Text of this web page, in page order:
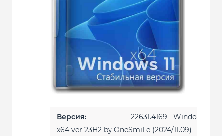
Версия:
22631.4169 - Windows 11
x64 ver 23H2 by OneSmiLe (2024/11.09)